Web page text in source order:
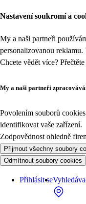
Nastavení soukromí a
My a naši partneři
personalizovanou
Chcete vědět více?
My a naši partneři
Povolením souborů
identifikovat vaše zařízení.
Zodpovědnost ohledně
Přijmout všechny soubory
Odmítnout soubory cookies
Přihlásit se